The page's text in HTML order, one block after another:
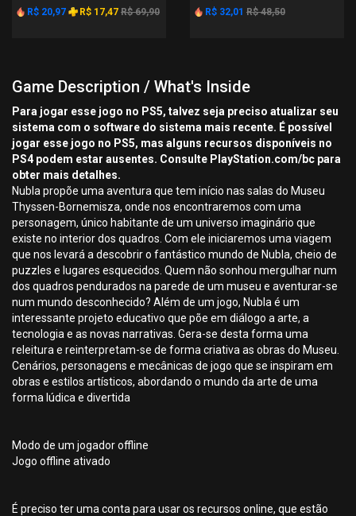
R$ 20,97 R$ 17,47 R$ 69,90
R$ 32,01 R$ 48,50
Game Description / What's Inside
Para jogar esse jogo no PS5, talvez seja preciso atualizar seu
sistema com o software do sistema mais recente. É possível
jogar esse jogo no PS5, mas alguns recursos disponíveis no
PS4 podem estar ausentes. Consulte PlayStation.com/bc para
obter mais detalhes.
Nubla propõe uma aventura que tem início nas salas do Museu
Thyssen-Bornemisza, onde nos encontraremos com uma
personagem, único habitante de um universo imaginário que
existe no interior dos quadros. Com ele iniciaremos uma viagem
que nos levará a descobrir o fantástico mundo de Nubla, cheio de
puzzles e lugares esquecidos. Quem não sonhou mergulhar num
dos quadros pendurados na parede de um museu e aventurar-se
num mundo desconhecido? Além de um jogo, Nubla é um
interessante projeto educativo que põe em diálogo a arte, a
tecnologia e as novas narrativas. Gera-se desta forma uma
releitura e reinterpretam-se de forma criativa as obras do Museu.
Cenários, personagens e mecânicas de jogo que se inspiram em
obras e estilos artísticos, abordando o mundo da arte de uma
forma lúdica e divertida
Modo de um jogador offline
Jogo offline ativado
É preciso ter uma conta para usar os recursos online, que estão